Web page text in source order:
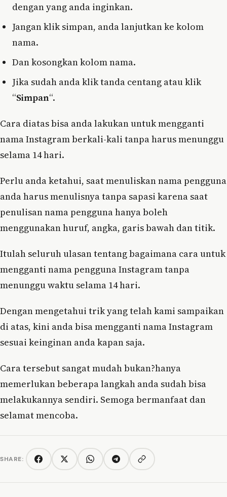
dengan yang anda inginkan.
Jangan klik simpan, anda lanjutkan ke kolom
nama.
Dan kosongkan kolom nama.
Jika sudah anda klik tanda centang atau klik
“Simpan“.
Cara diatas bisa anda lakukan untuk mengganti
nama Instagram berkali-kali tanpa harus menunggu
selama 14 hari.
Perlu anda ketahui, saat menuliskan nama pengguna
anda harus menulisnya tanpa sapasi karena saat
penulisan nama pengguna hanya boleh
menggunakan huruf, angka, garis bawah dan titik.
Itulah seluruh ulasan tentang bagaimana cara untuk
mengganti nama pengguna Instagram tanpa
menunggu waktu selama 14 hari.
Dengan mengetahui trik yang telah kami sampaikan
di atas, kini anda bisa mengganti nama Instagram
sesuai keinginan anda kapan saja.
Cara tersebut sangat mudah bukan?hanya
memerlukan beberapa langkah anda sudah bisa
melakukannya sendiri. Semoga bermanfaat dan
selamat mencoba.
SHARE: FacebookTwitter/XWhatsAppTelegramCopy link